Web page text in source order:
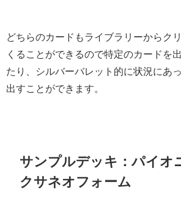
どちらのカードもライブラリーからク
くることができるので特定のカードを
たり、シルバーバレット的に状況にあ
出すことができます。
サンプルデッキ：パイオ
クサネオフォーム